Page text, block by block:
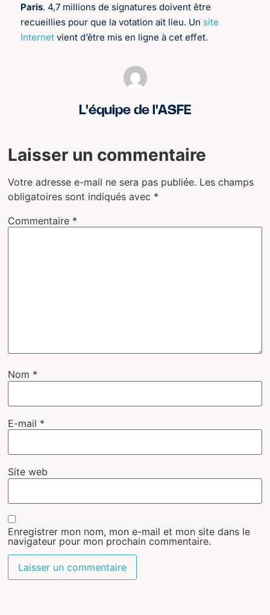
Paris. 4,7 millions de signatures doivent être
recueillies pour que la votation ait lieu. Un site
Internetvient d’être mis en ligne à cet effet.
L'équipe de l'ASFE
Laisser un commentaire
Votre adresse e-mail ne sera pas publiée. Les champs
obligatoires sont indiqués avec *
Commentaire *
Nom *
E-mail *
Site web
Enregistrer mon nom, mon e-mail et mon site dans le
navigateur pour mon prochain commentaire.